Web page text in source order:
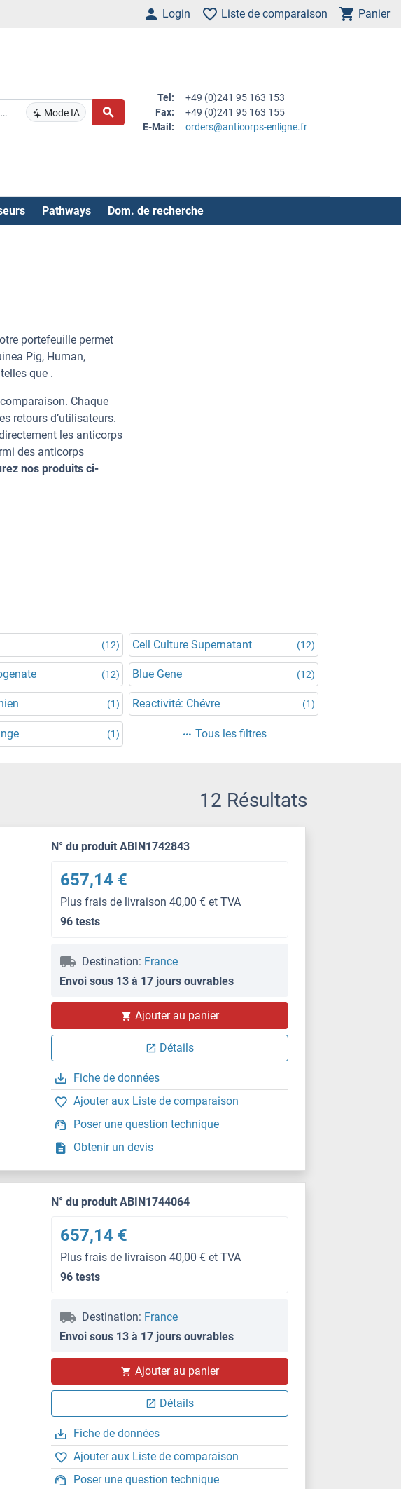
Login Liste de comparaison Panier
Mode IA
Tel:
+49 (0)241 95 163 153
Fax:
+49 (0)241 95 163 155
E-Mail:
orders@anticorps-enligne.fr
Pathways Dom. de recherche
portefeuille permet
Pig, Human,
que .
Chaque
retours d’utilisateurs.
les anticorps
des anticorps
nos produits ci-
(12) Cell Culture Supernatant (12)
(12) Blue Gene (12)
(1) Reactivité: Chévre (1)
(1) Tous les filtres
12 Résultats
N° du produit ABIN1742843
657,14 €
Plus frais de livraison 40,00 € et TVA
96 tests
Destination: France
Envoi sous 13 à 17 jours ouvrables
Ajouter au panier
Détails
Fiche de données
Ajouter aux Liste de comparaison
Poser une question technique
Obtenir un devis
N° du produit ABIN1744064
657,14 €
Plus frais de livraison 40,00 € et TVA
96 tests
Destination: France
Envoi sous 13 à 17 jours ouvrables
Ajouter au panier
Détails
Fiche de données
Ajouter aux Liste de comparaison
Poser une question technique